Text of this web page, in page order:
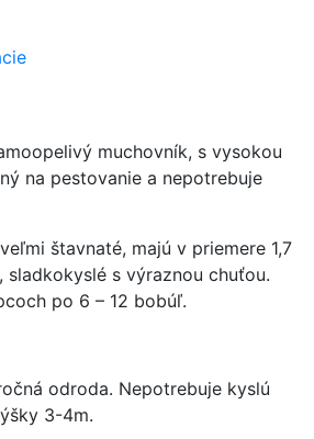
muchovník, s vysokou
na pestovanie a nepotrebuje
štavnaté, majú v priemere 1,7
sladkokyslé s výraznou chuťou.
po 6 – 12 bobúľ.
odroda. Nepotrebuje kyslú
3-4m.